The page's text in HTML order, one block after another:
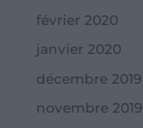
février 2020
janvier 2020
décembre 2019
novembre 2019